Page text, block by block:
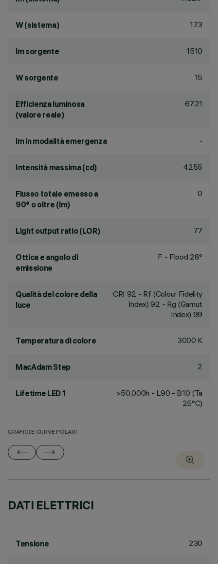
W (sistema) 17.3
lm sorgente 1510
W sorgente 15
Efficienza luminosa
(valore reale)
67.21
lm in modalità emergenza -
Intensità massima (cd) 4255
Flusso totale emesso a
90° o oltre (lm)
0
Light output ratio (LOR) 77
Ottica e angolo di
emissione
F - Flood 28°
Qualità del colore della
luce
CRI 92 - Rf (Colour Fidelity
Index) 92 - Rg (Gamut
Index) 99
Temperatura di colore 3000 K
MacAdam Step 2
Lifetime LED 1
>50,000h - L90 - B10 (Ta
25°C)
GRAFICI E CURVE POLARI
DATI ELETTRICI
Tensione 230